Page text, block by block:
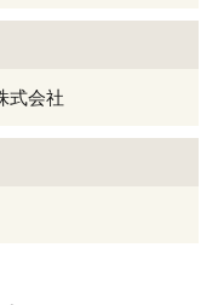
式会社